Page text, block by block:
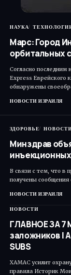
НАУКА
Марс: Город
орбитальных
Согласно последним
Express Еврейского
обнаружены
НОВОСТИ ИЗРАИЛЯ
ЗДОРОВЬЕ
Минздрав
В связи с тем, что в
получены сообщения
НОВОСТИ ИЗРАИЛЯ
НОВОСТИ
ГЛАВНОЕ ЗА 7
заложников |
SUBS
ХАМАС усилит
правила Историк